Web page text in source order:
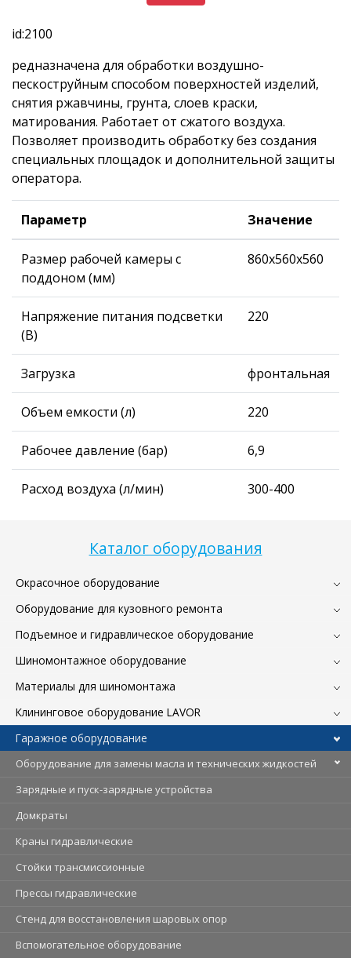
Каталог оборудования
Окрасочное оборудование
Оборудование для кузовного ремонта
Подъемное и гидравлическое оборудование
Шиномонтажное оборудование
Материалы для шиномонтажа
Клининговое оборудование LAVOR
Гаражное оборудование
Оборудование для замены масла и технических жидкостей
Зарядные и пуск-зарядные устройства
Домкраты
Краны гидравлические
Стойки трансмиссионные
Прессы гидравлические
Стенд для восстановления шаровых опор
Вспомогательное оборудование
id:2100
редназначена для обработки воздушно-
пескоструйным способом поверхностей изделий,
снятия ржавчины, грунта, слоев краски,
матирования. Работает от сжатого воздуха.
Позволяет производить обработку без создания
специальных площадок и дополнительной защиты
оператора.
Параметр Значение
Размер рабочей камеры с
поддоном (мм)
860x560x560
Напряжение питания подсветки
(В)
220
Загрузка фронтальная
Объем емкости (л) 220
Рабочее давление (бар) 6,9
Расход воздуха (л/мин) 300-400